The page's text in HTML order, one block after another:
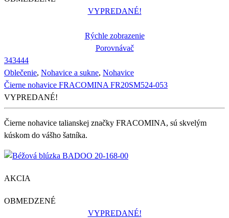
VYPREDANÉ!
Rýchle zobrazenie
Porovnávač
343444
Oblečenie, Nohavice a sukne, Nohavice
Čierne nohavice FRACOMINA FR20SM524-053
VYPREDANÉ!
Čierne nohavice talianskej značky FRACOMINA, sú skvelým
kúskom do vášho šatníka.
AKCIA
OBMEDZENÉ
VYPREDANÉ!